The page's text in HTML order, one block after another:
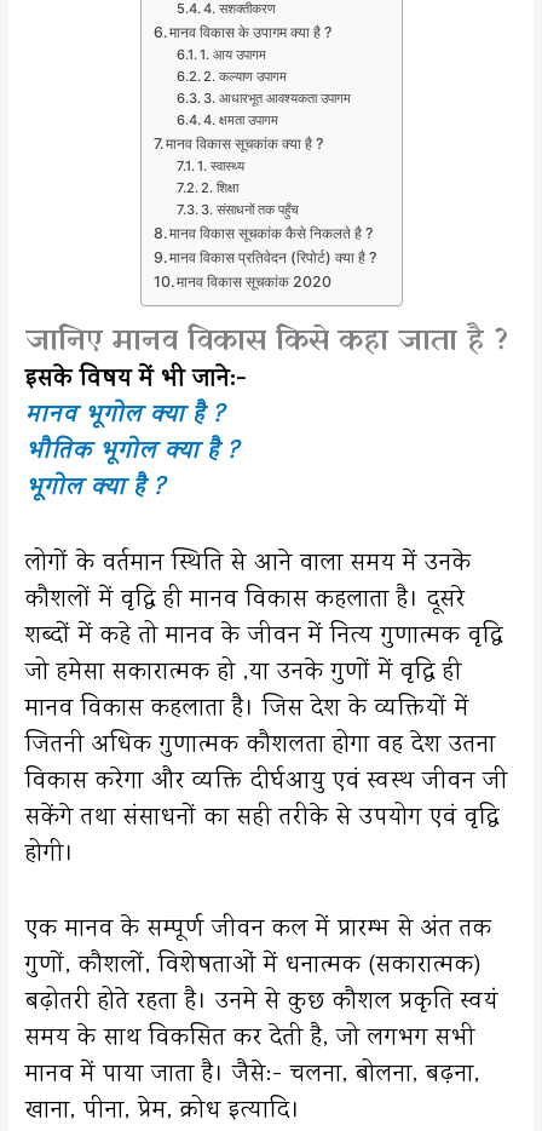
4. सशक्तीकरण
मानव विकास के उपागम क्या है ?
1. आय उपागम
2. कल्याण उपागम
3. आधारभूत आवश्यकता उपागम
4. क्षमता उपागम
मानव विकास सूचकांक क्या है ?
1. स्वास्थ्य
2. शिक्षा
3. संसाधनों तक पहुँच
मानव विकास सूचकांक कैसे निकलते है ?
मानव विकास प्रतिवेदन (रिपोर्ट) क्या है ?
मानव विकास सूचकांक 2020
जानिए मानव विकास किसे कहा जाता है ?
इसके विषय में भी जाने:-
मानव भूगोल क्या है ?
भौतिक भूगोल क्या है ?
भूगोल क्या है ?
लोगों के वर्तमान स्थिति से आने वाला समय में उनके
कौशलों में वृद्धि ही मानव विकास कहलाता है। दूसरे
शब्दों में कहे तो मानव के जीवन में नित्य गुणात्मक वृद्धि
जो हमेसा सकारात्मक हो ,या उनके गुणों में वृद्धि ही
मानव विकास कहलाता है। जिस देश के व्यक्तियों में
जितनी अधिक गुणात्मक कौशलता होगा वह देश उतना
विकास करेगा और व्यक्ति दीर्घआयु एवं स्वस्थ जीवन जी
सकेंगे तथा संसाधनों का सही तरीके से उपयोग एवं वृद्धि
होगी।
एक मानव के सम्पूर्ण जीवन कल में प्रारम्भ से अंत तक
गुणों, कौशलों, विशेषताओं में धनात्मक (सकारात्मक)
बढ़ोतरी होते रहता है। उनमे से कुछ कौशल प्रकृति स्वयं
समय के साथ विकसित कर देती है, जो लगभग सभी
मानव में पाया जाता है। जैसे:- चलना, बोलना, बढ़ना,
खाना, पीना, प्रेम, क्रोध इत्यादि।